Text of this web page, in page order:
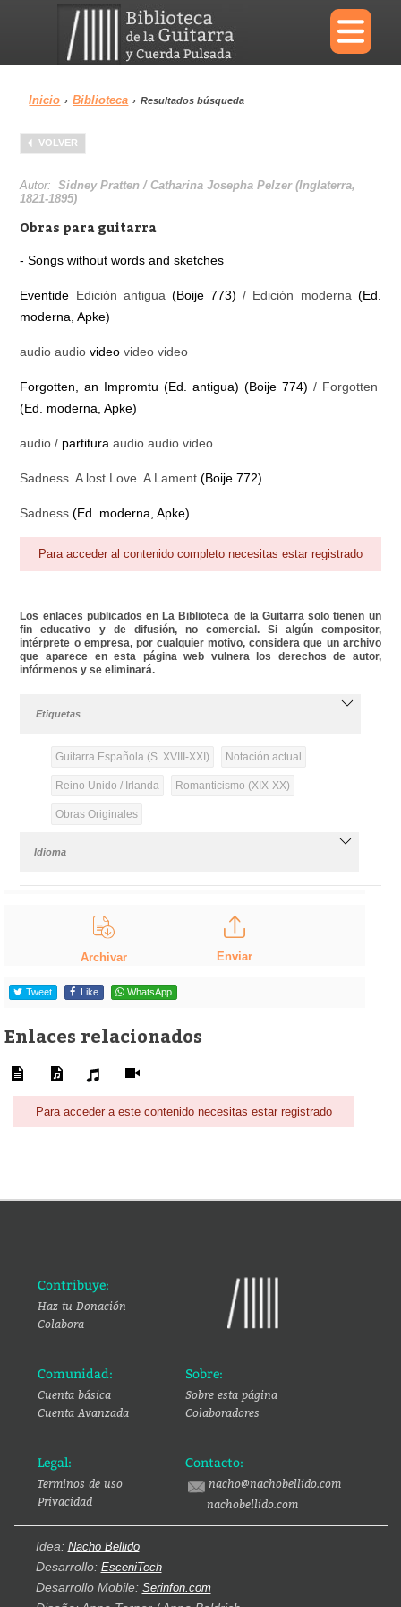
×
Menu
Biblioteca Diccionario
Inicio › Biblioteca › Resultados búsqueda
VOLVER
Autor:Sidney Pratten / Catharina Josepha Pelzer (Inglaterra,
1821-1895)
Obras para guitarra
- Songs without words and sketches
Eventide Edición antigua(Boije 773)/ Edición moderna (Ed.
moderna, Apke)
audio audiovideovideo video
Forgotten, an Impromtu (Ed. antigua) (Boije 774) / Forgotten
(Ed. moderna, Apke)
audio / partituraaudio audio video
Sadness. A lost Love. A Lament(Boije 772)
Sadness(Ed. moderna, Apke)...
Para acceder al contenido completo necesitas estar registrado
Los enlaces publicados en La Biblioteca de la Guitarra solo tienen un
fin educativo y de difusión, no comercial. Si algún compositor,
intérprete o empresa, por cualquier motivo, considera que un archivo
que aparece en esta página web vulnera los derechos de autor,
infórmenos y se eliminará.
Etiquetas
Guitarra Española (S. XVIII-XXI) Notación actual
Reino Unido / Irlanda Romanticismo (XIX-XX)
Obras Originales
Idioma
Archivar Enviar
Tweet Like WhatsApp
Enlaces relacionados
Para acceder a este contenido necesitas estar registrado
Contribuye:
Haz tu Donación
Colabora
Comunidad:
Cuenta básica
Cuenta Avanzada
Sobre:
Sobre esta página
Colaboradores
Legal:
Terminos de uso
Privacidad
Contacto:
nacho@nachobellido.com
nachobellido.com
Idea: Nacho Bellido
Desarrollo: EsceniTech
Desarrollo Mobile: Serinfon.com